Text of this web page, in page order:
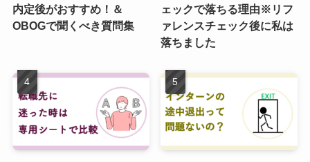
内定後がおすすめ！＆
OBOGで聞くべき質問集
ェックで落ちる理由※リフ
ァレンスチェック後に私は
落ちました